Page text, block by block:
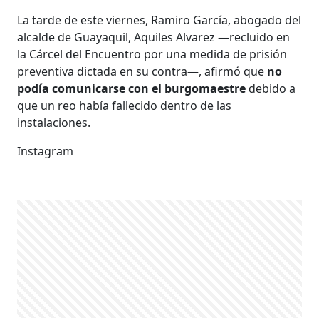
La tarde de este viernes, Ramiro García, abogado del
alcalde de Guayaquil, Aquiles Alvarez —recluido en
la Cárcel del Encuentro por una medida de prisión
preventiva dictada en su contra—, afirmó que no
podía comunicarse con el burgomaestredebido a
que un reo había fallecido dentro de las
instalaciones.
Instagram